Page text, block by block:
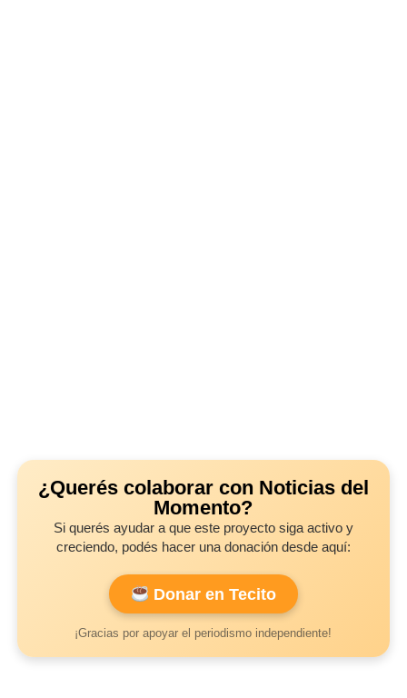
¿Querés colaborar con Noticias del
Momento?
Si querés ayudar a que este proyecto siga activo y
creciendo, podés hacer una donación desde aquí:
Donar en Tecito
¡Gracias por apoyar el periodismo independiente!